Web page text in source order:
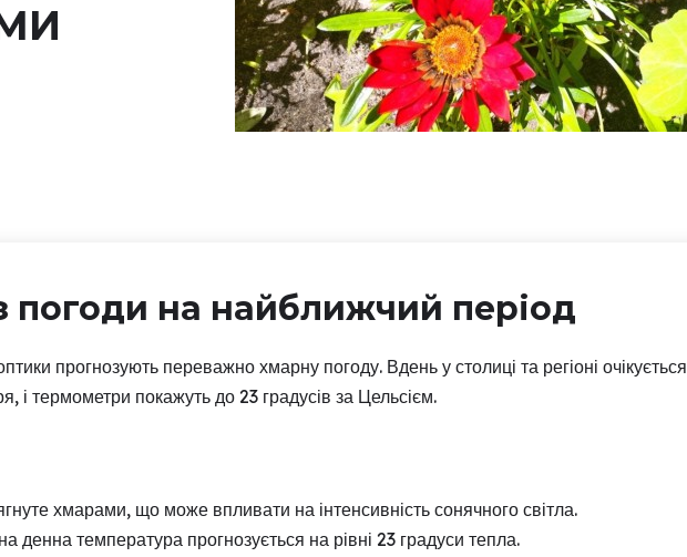
погоди на найближчий період
прогнозують переважно хмарну погоду. Вдень у столиці та регіоні очікується
і термометри покажуть до 23 градусів за Цельсієм.
хмарами, що може впливати на інтенсивність сонячного світла.
денна температура прогнозується на рівні 23 градуси тепла.